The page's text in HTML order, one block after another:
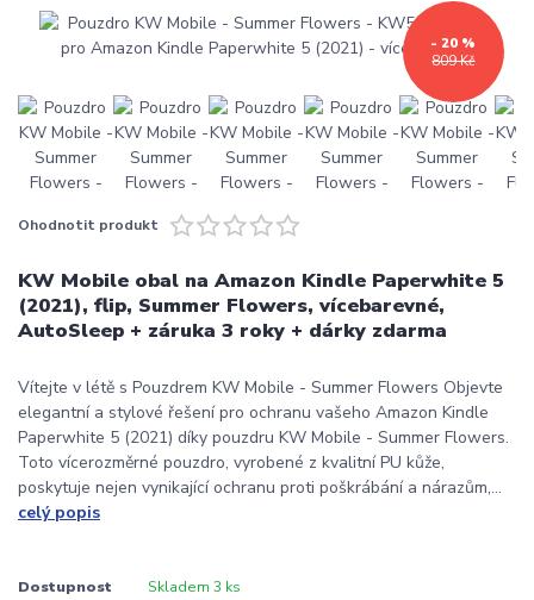
809 Kč
- 20 %
Ohodnotit produkt
KW Mobile obal na Amazon Kindle Paperwhite 5
(2021), flip, Summer Flowers, vícebarevné,
AutoSleep + záruka 3 roky + dárky zdarma
Vítejte v létě s Pouzdrem KW Mobile - Summer Flowers Objevte
elegantní a stylové řešení pro ochranu vašeho Amazon Kindle
Paperwhite 5 (2021) díky pouzdru KW Mobile - Summer Flowers.
Toto vícerozměrné pouzdro, vyrobené z kvalitní PU kůže,
poskytuje nejen vynikající ochranu proti poškrábání a nárazům,...
celý popis
Dostupnost Skladem 3 ks